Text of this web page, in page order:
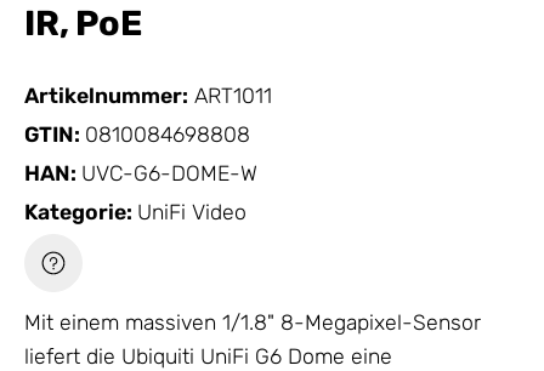
IR, PoE
Artikelnummer: ART1011
GTIN: 0810084698808
HAN: UVC-G6-DOME-W
Kategorie: UniFi Video
Mit einem massiven 1/1.8" 8-Megapixel-Sensor
liefert die Ubiquiti UniFi G6 Dome eine